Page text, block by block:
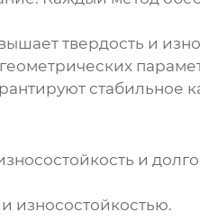
твердость и
стабильное
и
износостойкостью.